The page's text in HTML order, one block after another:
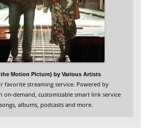
Motion Picture) by Various Artists
favorite streaming service. Powered by
on-demand, customizable smart link service
albums, podcasts and more.